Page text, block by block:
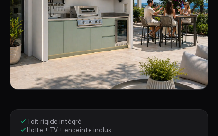
Toit rigide intégré
Hotte + TV + enceinte inclus